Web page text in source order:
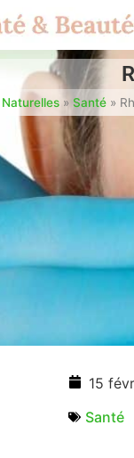
» Santé »
15
Santé